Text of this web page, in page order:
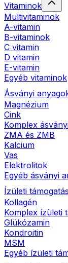
Vitaminok
Multivitaminok
A-vitamin
B-vitaminok
C vitamin
D vitamin
E-vitamin
Egyéb vitaminok
Ásványi
Magnézium
Cink
Komplex
ZMA és ZMB
Kalcium
Vas
Elektrolitok
Egyéb ásványi
Ízületi támogatás
Kollagén
Komplex ízületi
Glükózamin
Kondroitin
MSM
Egyéb ízületi